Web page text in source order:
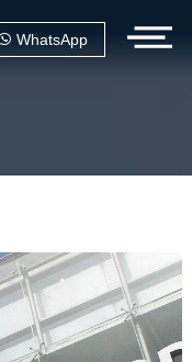
WhatsApp